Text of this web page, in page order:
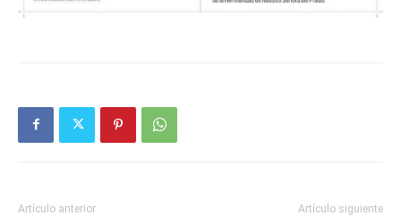
Artículo anterior Artículo siguiente